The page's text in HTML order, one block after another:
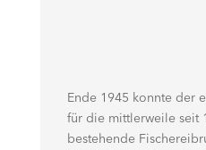
Ende 1945 konnte der
für die mittlerweile seit
bestehende